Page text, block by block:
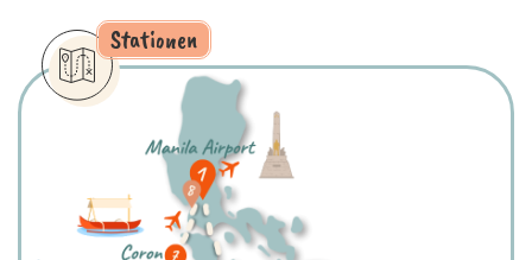
Stationen